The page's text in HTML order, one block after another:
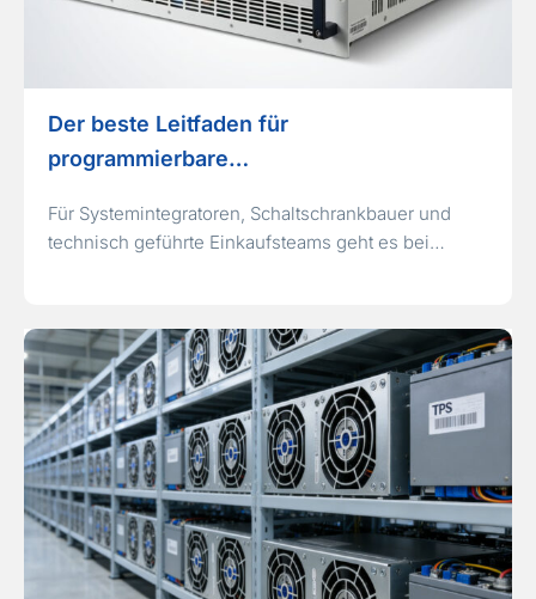
Der beste Leitfaden für
programmierbare…
Für Systemintegratoren, Schaltschrankbauer und
technisch geführte Einkaufsteams geht es bei…